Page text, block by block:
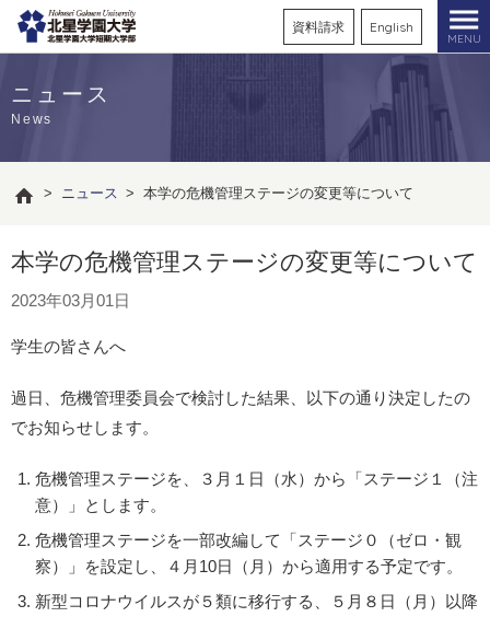
資料請求 English
MENU
ニュース
News
> ニュース > 本学の危機管理ステージの変更等について
本学の危機管理ステージの変更等について
2023年03月01日
学生の皆さんへ
過日、危機管理委員会で検討した結果、以下の通り決定したの
でお知らせします。
危機管理ステージを、３月１日（水）から「ステージ１（注
意）」とします。
危機管理ステージを一部改編して「ステージ０（ゼロ・観
察）」を設定し、４月10日（月）から適用する予定です。
新型コロナウイルスが５類に移行する、５月８日（月）以降